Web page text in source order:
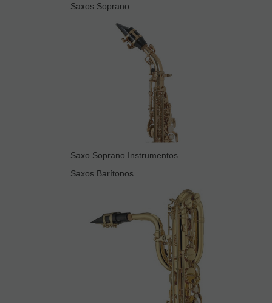
Saxos Soprano
Saxo Soprano Instrumentos
Saxos Barítonos